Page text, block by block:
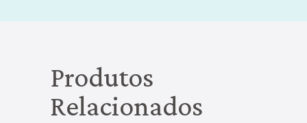
Produtos
Relacionados